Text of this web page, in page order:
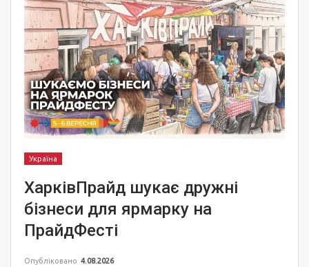
Україна
ХарківПрайд шукає дружні
бізнеси для ярмарку на
ПрайдФесті
Опубліковано 4.08.2026